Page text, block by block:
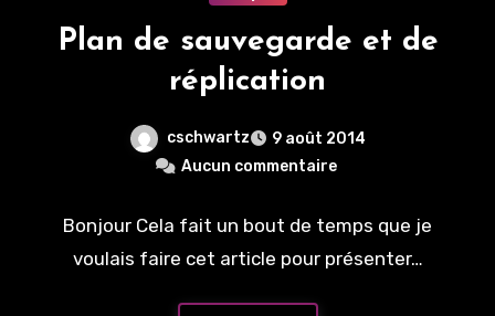
Plan de sauvegarde et de
réplication
cschwartz
9 août 2014
Aucun commentaire
Bonjour Cela fait un bout de temps que je
voulais faire cet article pour présenter…